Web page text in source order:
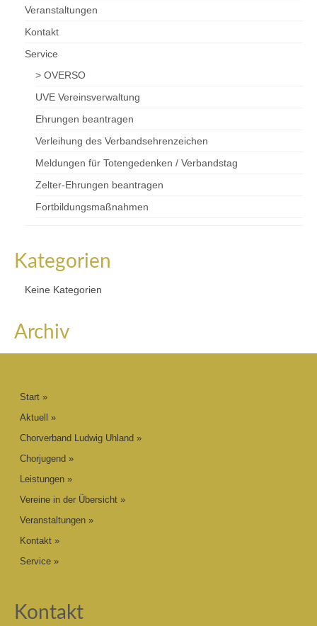
Veranstaltungen
Kontakt
Service
> OVERSO
UVE Vereinsverwaltung
Ehrungen beantragen
Verleihung des Verbandsehrenzeichen
Meldungen für Totengedenken / Verbandstag
Zelter-Ehrungen beantragen
Fortbildungsmaßnahmen
Kategorien
Keine Kategorien
Archiv
Start
Aktuell
Chorverband Ludwig Uhland
Chorjugend
Leistungen
Vereine in der Übersicht
Veranstaltungen
Kontakt
Service
Kontakt